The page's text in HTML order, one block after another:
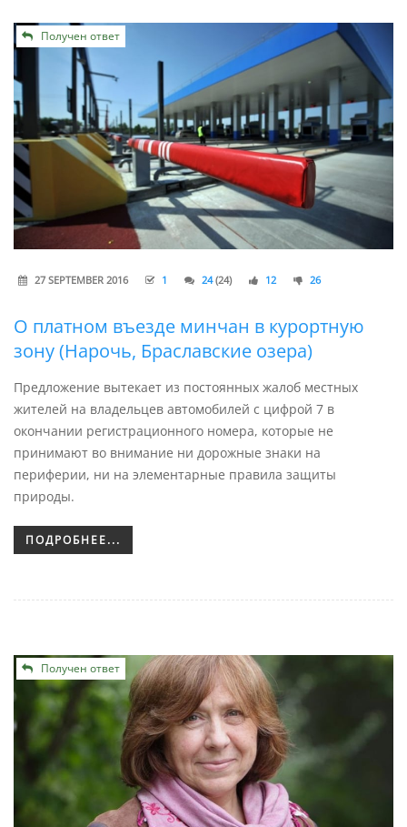
Получен ответ
27 SEPTEMBER 2016 1 24 (24) 12 26
О платном въезде минчан в курортную
зону (Нарочь, Браславские озера)
Предложение вытекает из постоянных жалоб местных
жителей на владельцев автомобилей с цифрой 7 в
окончании регистрационного номера, которые не
принимают во внимание ни дорожные знаки на
периферии, ни на элементарные правила защиты
природы.
ПОДРОБНЕЕ...
Получен ответ